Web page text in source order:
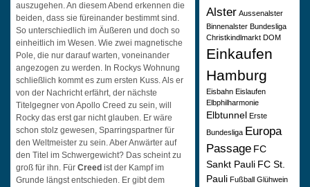
auszugehen. An diesem Abend erkennen die
beiden, dass sie füreinander bestimmt sind.
So unterschiedlich im Äußeren und doch so
einheitlich im Wesen. Wie zwei magnetische
Pole, die nur darauf warten, voneinander
angezogen zu werden. In Rockys Wohnung
schließlich kommt es zum ersten Kuss. Als er
von der Nachricht erfährt, der nächste
Titelgegner von Apollo Creed zu sein, will
Rocky das erst gar nicht glauben. Er wäre
schon stolz gewesen, Sparringspartner für
den Weltmeister zu sein. Aber Anwärter auf
den Titel im Schwergewicht? Das scheint zu
groß für ihn. FürCreed ist der Kampf im
Grunde längst entschieden. Er gibt dem
Alster Aussenalster
Binnenalster Bundesliga
Christkindlmarkt DOM
Einkaufen
Hamburg
Eisbahn Eislaufen
Elbphilharmonie
Elbtunnel Erste
Bundesliga Europa
Passage FC
Sankt Pauli FC St.
Pauli Fußball Glühwein